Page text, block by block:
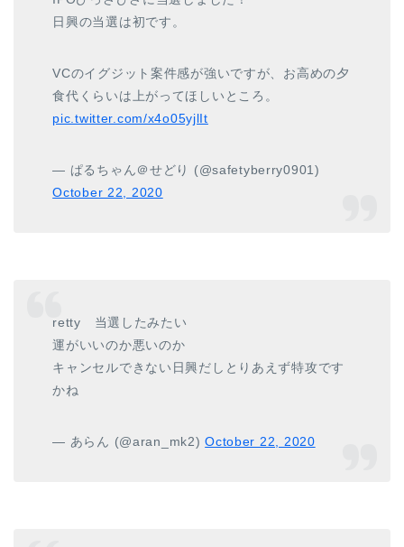
日興の当選は初です。
VCのイグジット案件感が強いですが、お高めの夕
食代くらいは上がってほしいところ。
pic.twitter.com/x4o05yjlIt
— ぱるちゃん＠せどり (@safetyberry0901)
October 22, 2020
retty 当選したみたい
運がいいのか悪いのか
キャンセルできない日興だしとりあえず特攻です
かね
— あらん (@aran_mk2)October 22, 2020